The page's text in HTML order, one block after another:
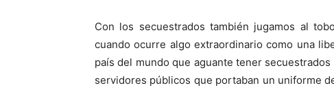
Con los secuestrados también jugamos al
cuando ocurre algo extraordinario como una
país del mundo que aguante tener
servidores públicos que portaban un uniforme